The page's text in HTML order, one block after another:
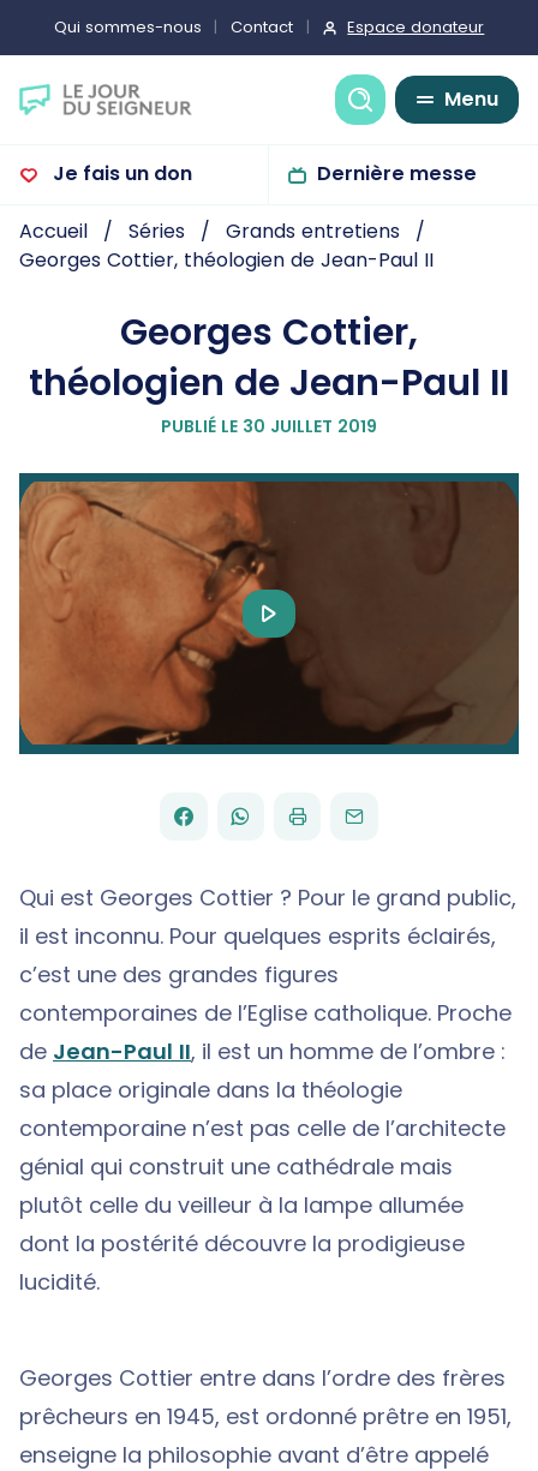
Qui sommes-nous Contact Espace donateur
Recherche
Menu
Je fais un don Dernière messe
Accueil Séries
Grands entretiens
Georges Cottier, théologien de Jean-Paul II
Georges Cottier,
théologien de Jean-Paul II
PUBLIÉ LE 30 JUILLET 2019
PARTAGER
FACEBOOK
PARTAGER
WHATSAPP
IMPRIMERENVOYER
PAR
EMAIL
Qui est Georges Cottier ? Pour le grand public,
il est inconnu. Pour quelques esprits éclairés,
c’est une des grandes figures
contemporaines de l’Eglise catholique. Proche
de Jean-Paul II, il est un homme de l’ombre :
sa place originale dans la théologie
contemporaine n’est pas celle de l’architecte
génial qui construit une cathédrale mais
plutôt celle du veilleur à la lampe allumée
dont la postérité découvre la prodigieuse
lucidité.
Georges Cottier entre dans l’ordre des frères
prêcheurs en 1945, est ordonné prêtre en 1951,
enseigne la philosophie avant d’être appelé